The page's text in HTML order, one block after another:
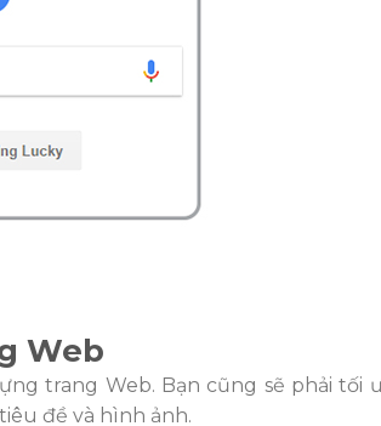
Web
trang Web. Bạn cũng sẽ phải tối
đề và hình ảnh.